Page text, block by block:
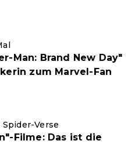
Man: Brand New Day"
zum Marvel-Fan
Verse
Filme: Das ist die